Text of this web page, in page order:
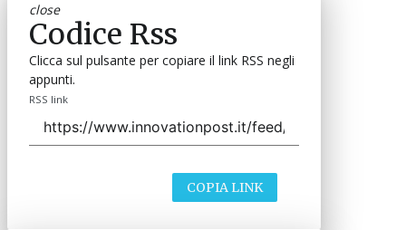
close
Codice Rss
Clicca sul pulsante per copiare il link RSS negli
appunti.
RSS link
COPIA LINK